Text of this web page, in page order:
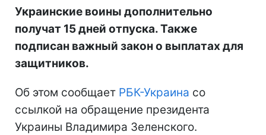
Украинские воины дополнительно
получат 15 дней отпуска. Также
подписан важный закон о выплатах для
защитников.
Об этом сообщает РБК-Украина со
ссылкой на обращение президента
Украины Владимира Зеленского.